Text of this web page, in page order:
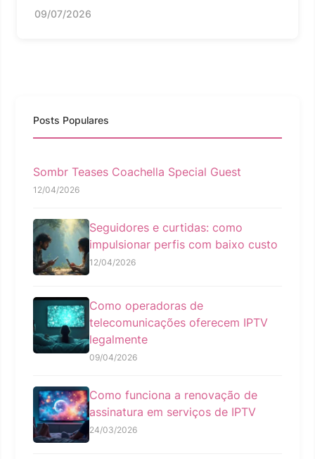
09/07/2026
Posts Populares
Sombr Teases Coachella Special Guest
12/04/2026
Seguidores e curtidas: como
impulsionar perfis com baixo custo
12/04/2026
Como operadoras de
telecomunicações oferecem IPTV
legalmente
09/04/2026
Como funciona a renovação de
assinatura em serviços de IPTV
24/03/2026